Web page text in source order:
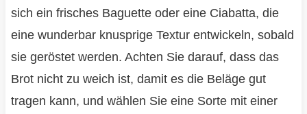
sich ein frisches Baguette oder eine Ciabatta, die
eine wunderbar knusprige Textur entwickeln, sobald
sie geröstet werden. Achten Sie darauf, dass das
Brot nicht zu weich ist, damit es die Beläge gut
tragen kann, und wählen Sie eine Sorte mit einer